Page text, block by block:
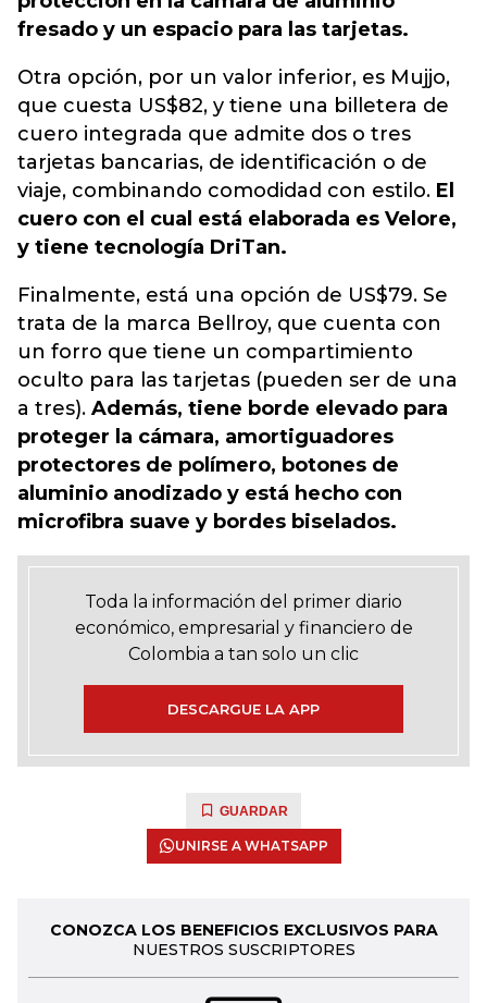
fresado y un espacio para las tarjetas.
Otra opción, por un valor inferior, es Mujjo,
que cuesta US$82, y tiene una billetera de
cuero integrada que admite dos o tres
tarjetas bancarias, de identificación o de
viaje, combinando comodidad con estilo. El
cuero con el cual está elaborada es Velore,
y tiene tecnología DriTan.
Finalmente, está una opción de US$79. Se
trata de la marca Bellroy, que cuenta con
un forro que tiene un compartimiento
oculto para las tarjetas (pueden ser de una
a tres). Además, tiene borde elevado para
proteger la cámara, amortiguadores
protectores de polímero, botones de
aluminio anodizado y está hecho con
microfibra suave y bordes biselados.
Toda la información del primer diario
económico, empresarial y financiero de
Colombia a tan solo un clic
DESCARGUE LA APP
GUARDAR
UNIRSE A WHATSAPP
CONOZCA LOS BENEFICIOS EXCLUSIVOS PARA
NUESTROS SUSCRIPTORES